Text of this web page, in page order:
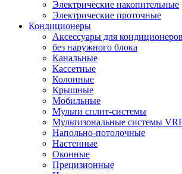
Электрические накопительные
Электрические проточные
Кондиционеры
Аксессуары для кондиционеров
без наружного блока
Канальные
Кассетные
Колонные
Крышные
Мобильные
Мульти сплит-системы
Мультизональные системы
Напольно-потолочные
Настенные
Оконные
Прецизионные